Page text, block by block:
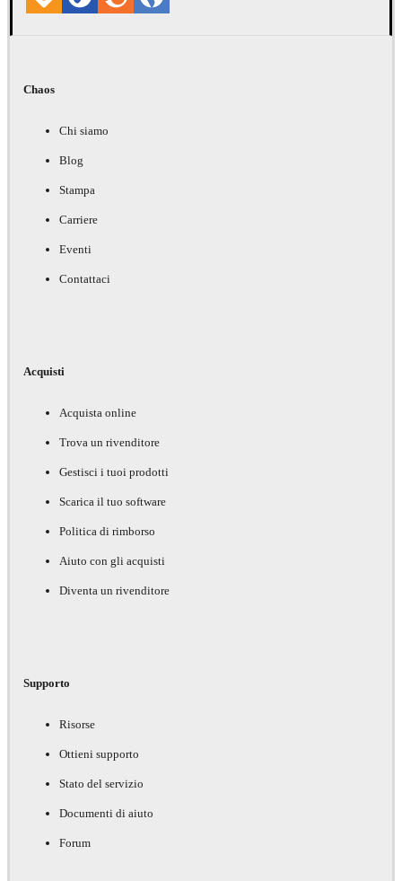
Chaos
Chi siamo
Blog
Stampa
Carriere
Eventi
Contattaci
Acquisti
Acquista online
Trova un rivenditore
Gestisci i tuoi prodotti
Scarica il tuo software
Politica di rimborso
Aiuto con gli acquisti
Diventa un rivenditore
Supporto
Risorse
Ottieni supporto
Stato del servizio
Documenti di aiuto
Forum